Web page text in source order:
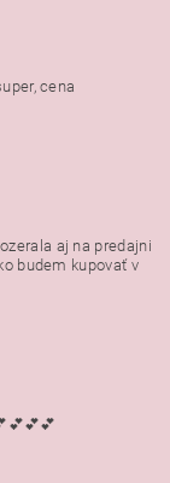
cena
aj na predajni
budem kupovať v